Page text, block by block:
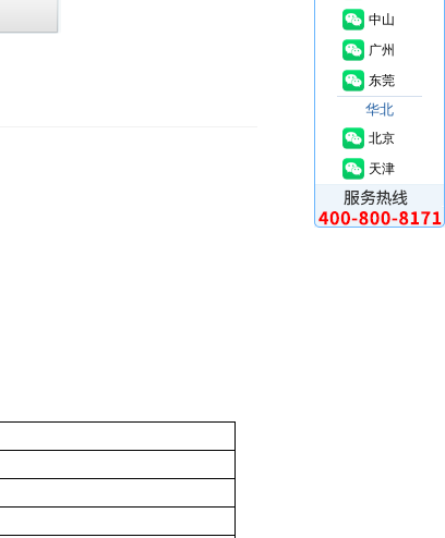
中山
广州
东莞
华北
北京
天津